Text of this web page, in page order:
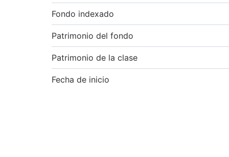
Fondo indexado
Patrimonio del fondo
Patrimonio de la clase
Fecha de inicio